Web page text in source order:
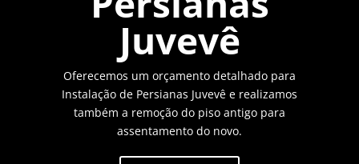
Juvevê
Oferecemos um orçamento detalhado para
Instalação de Persianas Juvevê e realizamos
também a remoção do piso antigo para
assentamento do novo.